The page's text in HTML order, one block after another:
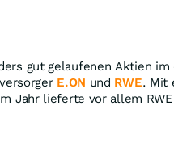
gut gelaufenen Aktien im
E.ON und RWE. Mit
Jahr lieferte vor allem